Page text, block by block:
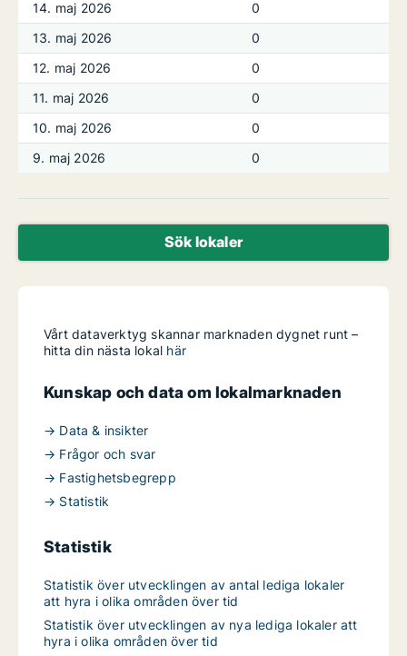
14. maj 2026
0
13. maj 2026
0
12. maj 2026
0
11. maj 2026
0
10. maj 2026
0
9. maj 2026
0
Sök lokaler
Vårt dataverktyg skannar marknaden dygnet runt –
hitta din nästa lokal här
Kunskap och data om lokalmarknaden
→ Data & insikter
→ Frågor och svar
→ Fastighetsbegrepp
→ Statistik
Statistik
Statistik över utvecklingen av antal lediga lokaler
att hyra i olika områden över tid
Statistik över utvecklingen av nya lediga lokaler att
hyra i olika områden över tid